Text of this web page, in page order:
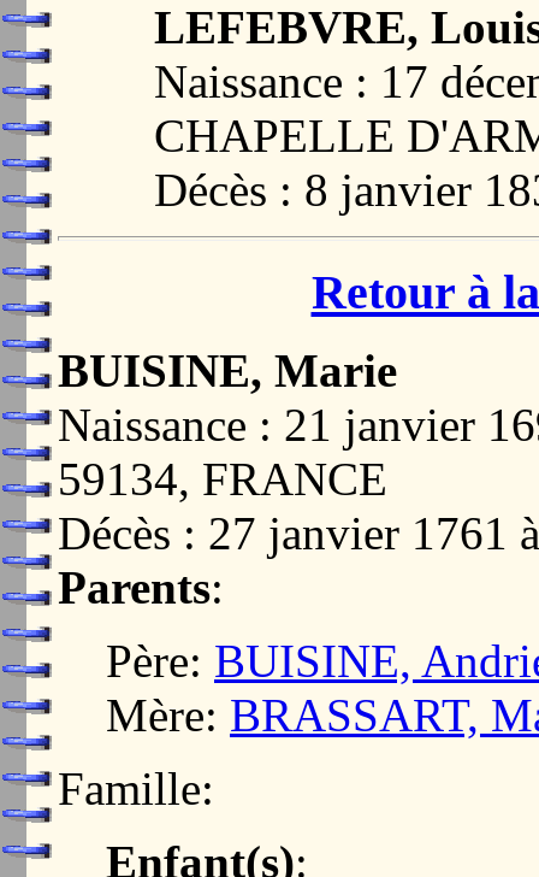
LEFEBVRE,
Naissance : 17
CHAPELLE
Décès : 8 janvier
Retour à
BUISINE, Marie
Naissance : 21 janvier
59134, FRANCE
Décès : 27 janvier 1761
Parents:
Père: BUISINE,
Mère: BRASSART,
Famille:
Enfant(s):